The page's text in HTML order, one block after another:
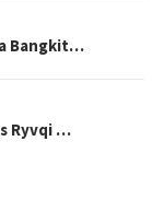
Bangkit…
Ryvqi …